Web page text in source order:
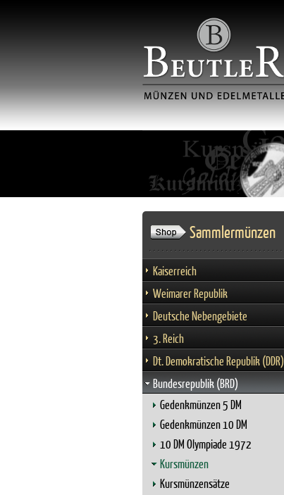
Sammlermünzen
Kaiserreich
Weimarer Republik
Deutsche Nebengebiete
3. Reich
Dt. Demokratische Republik (DDR)
Bundesrepublik (BRD)
Gedenkmünzen 5 DM
Gedenkmünzen 10 DM
10 DM Olympiade 1972
Kursmünzen
Kursmünzensätze